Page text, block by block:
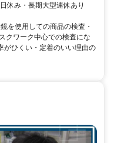
休み・長期大型連休あり
を使用しての商品の検査・
クワーク中心での検査にな
がひくい・定着のいい理由の